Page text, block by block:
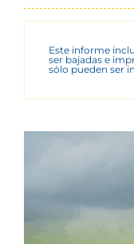
Este informe
ser bajadas e
sólo pueden ser